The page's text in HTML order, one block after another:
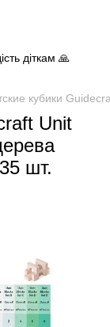
діткам 🙏
кубики
Unit
шт.